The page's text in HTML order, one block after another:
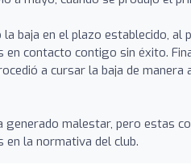
baja en el plazo establecido, al
en contacto contigo sin éxito.
a cursar la baja de
generado malestar, pero estas
en la normativa del club.